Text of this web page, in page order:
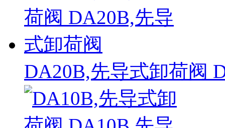
DA20B,先导式卸荷阀